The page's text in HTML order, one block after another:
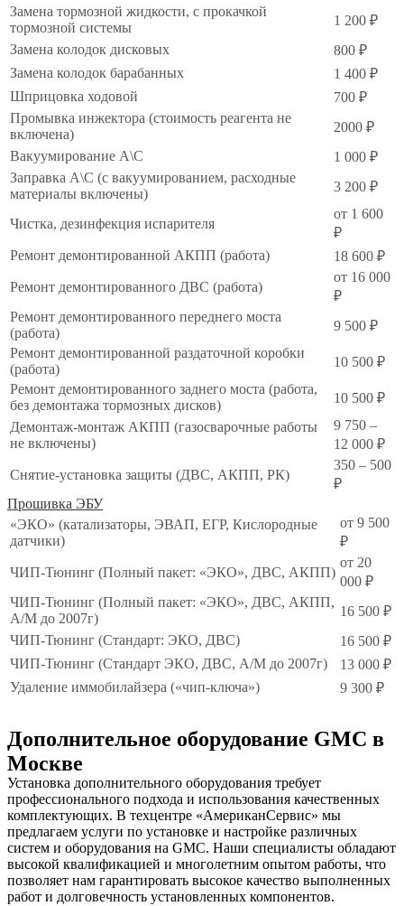
Замена тормозной жидкости, с прокачкой
тормозной системы
1 200 ₽
Замена колодок дисковых
800 ₽
Замена колодок барабанных
1 400 ₽
Шприцовка ходовой
700 ₽
Промывка инжектора (стоимость реагента не
включена)
2000 ₽
Вакуумирование А\С
1 000 ₽
Заправка А\С (с вакуумированием, расходные
материалы включены)
3 200 ₽
Чистка, дезинфекция испарителя
от 1 600
₽
Ремонт демонтированной АКПП (работа)
18 600 ₽
Ремонт демонтированного ДВС (работа)
от 16 000
₽
Ремонт демонтированного переднего моста
(работа)
9 500 ₽
Ремонт демонтированной раздаточной коробки
(работа)
10 500 ₽
Ремонт демонтированного заднего моста (работа,
без демонтажа тормозных дисков)
10 500 ₽
Демонтаж-монтаж АКПП (газосварочные работы
не включены)
9 750 –
12 000 ₽
Снятие-установка защиты (ДВС, АКПП, РК)
350 – 500
₽
Прошивка ЭБУ
«ЭКО» (катализаторы, ЭВАП, ЕГР, Кислородные
датчики)
от 9 500
₽
ЧИП-Тюнинг (Полный пакет: «ЭКО», ДВС, АКПП)
от 20
000 ₽
ЧИП-Тюнинг (Полный пакет: «ЭКО», ДВС, АКПП,
А/М до 2007г)
16 500 ₽
ЧИП-Тюнинг (Стандарт: ЭКО, ДВС)
16 500 ₽
ЧИП-Тюнинг (Стандарт ЭКО, ДВС, А/М до 2007г)
13 000 ₽
Удаление иммобилайзера («чип-ключа»)
9 300 ₽
Дополнительное оборудование GMC в
Москве
Установка дополнительного оборудования требует
профессионального подхода и использования качественных
комплектующих. В техцентре «АмериканСервис» мы
предлагаем услуги по установке и настройке различных
систем и оборудования на GMC. Наши специалисты обладают
высокой квалификацией и многолетним опытом работы, что
позволяет нам гарантировать высокое качество выполненных
работ и долговечность установленных компонентов.